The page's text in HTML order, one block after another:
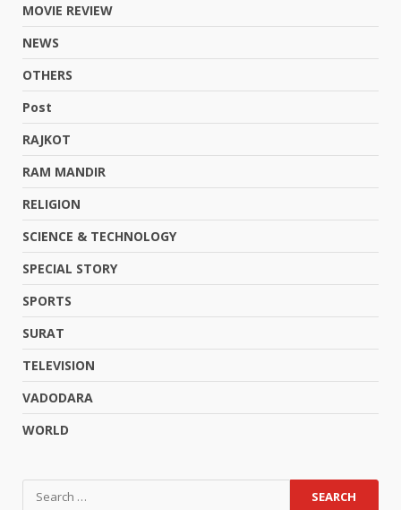
MOVIE REVIEW
NEWS
OTHERS
Post
RAJKOT
RAM MANDIR
RELIGION
SCIENCE & TECHNOLOGY
SPECIAL STORY
SPORTS
SURAT
TELEVISION
VADODARA
WORLD